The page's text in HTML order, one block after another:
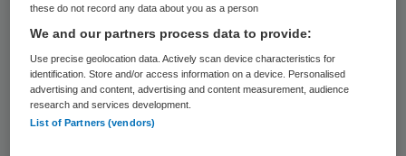
Het ministerie zei dat er van januari tot
midden april van dit jaar nog slechts 7911
nieuwe besmettingen zijn geconstateerd. In
dezelfde periode vorig jaar waren er meer
dan 170.000 gevallen. Er is sprake van een
these do not record any data about you as a person
We and our partners process data to provide:
Use precise geolocation data. Actively scan device characteristics for
identification. Store and/or access information on a device. Personalised
advertising and content, advertising and content measurement, audience
research and services development.
List of Partners (vendors)